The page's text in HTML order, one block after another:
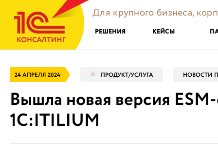
Для крупного бизнеса,
РЕШЕНИЯ КЕЙСЫ
24 АПРЕЛЯ 2024 ПРОДУКТ/УСЛУГА НОВОСТИ
Вышла новая версия
1С:ITILIUM